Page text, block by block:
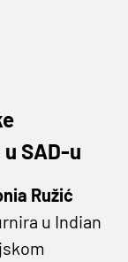
SAD-u
Ružić
u Indian